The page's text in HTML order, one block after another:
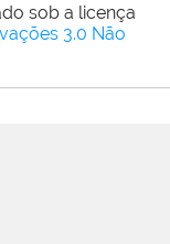
sob a licença
3.0 Não